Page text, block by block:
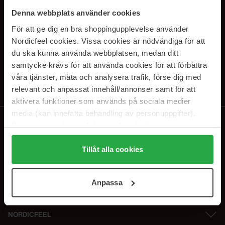
Denna webbplats använder cookies
För att ge dig en bra shoppingupplevelse använder
Nordicfeel cookies. Vissa cookies är nödvändiga för att
du ska kunna använda webbplatsen, medan ditt
samtycke krävs för att använda cookies för att förbättra
våra tjänster, mäta och analysera trafik, förse dig med
relevant och anpassat innehåll/annonser samt för att
aktivera funktioner som används på sociala medier
media (kan innefatta behandling av personuppgifter).
Genom att trycka på "Tillåt alla cookies" accepterar du
alla cookies, medan du under "Detaljer" kan anpassa
användningen av cookies. Du kan när som helst återkalla
samt vår Integritetspolicy.
Tillåt alla cookies
Anpassa
SUBSCRIBE TO OUR
NEWSLETTER
E-postadresse
Ved å abonnere godtar du vårpersonvernerklæring. Du kan melde deg
NORDICFEEL